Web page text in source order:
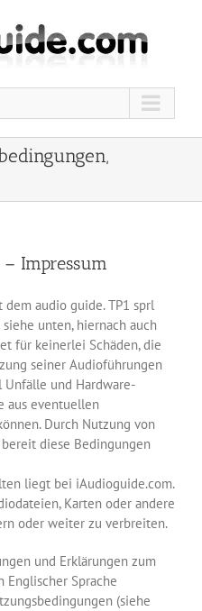
Impressum
audio guide. TP1 sprl
unten, hiernach auch
für keinerlei Schäden, die
seiner Audioführungen
und Hardware-
aus eventuellen
Durch Nutzung von
diese Bedingungen
liegt bei iAudioguide.com.
Karten oder andere
oder weiter zu verbreiten.
und Erklärungen zum
Englischer Sprache
(siehe